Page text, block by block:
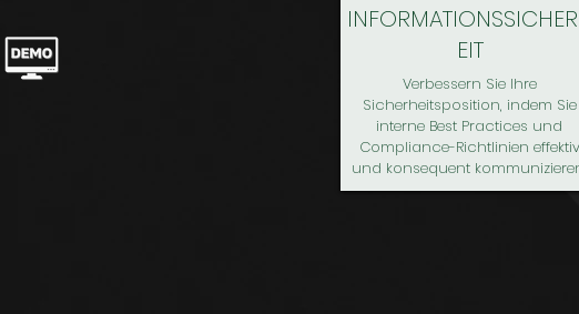
EIT
Verbessern Sie Ihre
Sicherheitsposition, indem Sie
interne Best Practices und
Compliance-Richtlinien effektiv
und konsequent